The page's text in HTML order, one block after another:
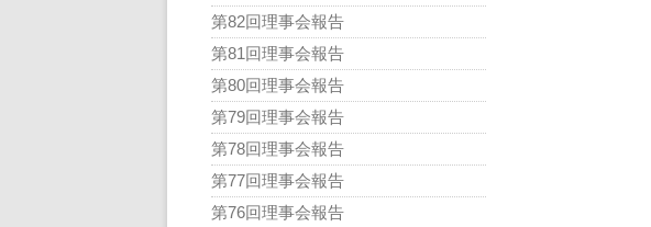
第82回理事会報告
第81回理事会報告
第80回理事会報告
第79回理事会報告
第78回理事会報告
第77回理事会報告
第76回理事会報告